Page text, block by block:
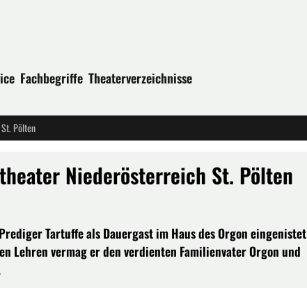
Fachbegriffe Theaterverzeichnisse
Pölten
Niederösterreich St. Pölten
Tartuffe als Dauergast im Haus des Orgon eingenistet
Lehren vermag er den verdienten Familienvater Orgon und